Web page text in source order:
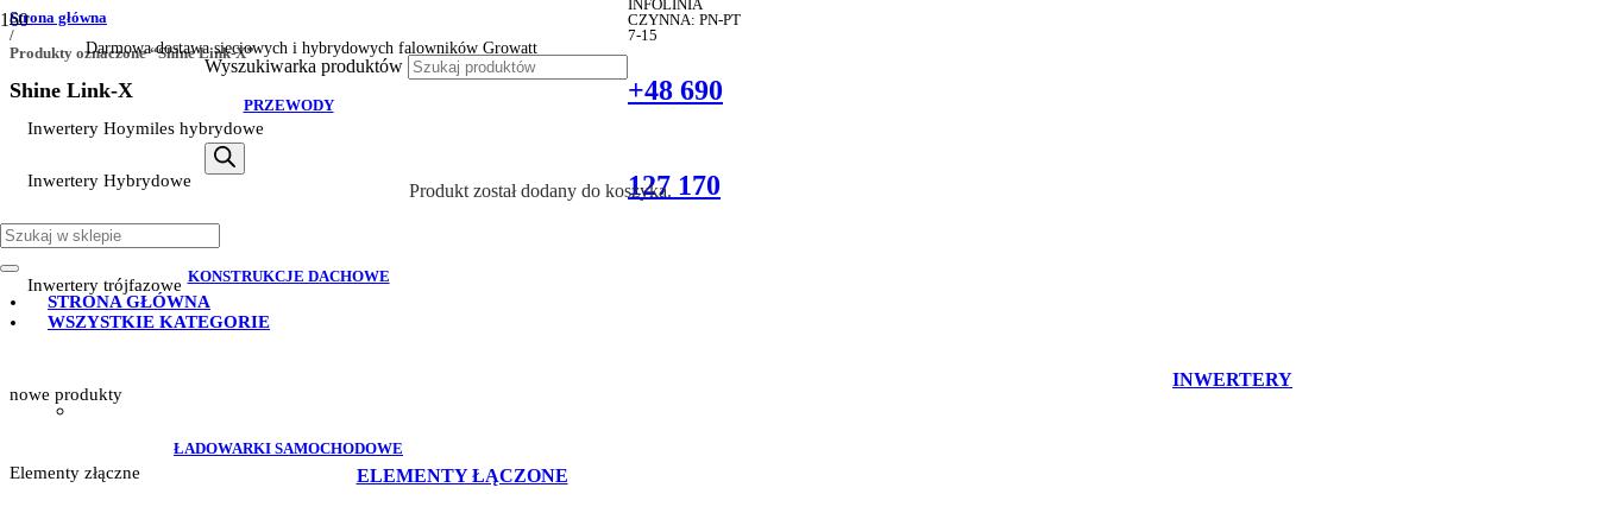
Darmowa dostawa sieciowych i hybrydowych falowników Growatt
Wyszukiwarka produktów
INFOLINIA
CZYNNA: PN-PT
7-15
+48 690
127 170
PRZEWODY
KONSTRUKCJE DACHOWE
ŁADOWARKI SAMOCHODOWE
Produkt został dodany do koszyka.
STRONA GŁÓWNA
WSZYSTKIE KATEGORIE
INWERTERY
ELEMENTY ŁĄCZONE
Strona główna
/
Produkty oznaczone “Shine Link-X”
Shine Link-X
Inwertery Hoymiles hybrydowe
Inwertery Hybrydowe
Inwertery Sofar
Inwertery trójfazowe
nowe produkty
Elementy złączne